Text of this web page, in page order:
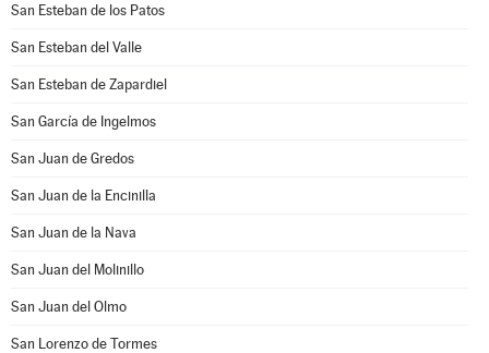
San Esteban de los Patos
San Esteban del Valle
San Esteban de Zapardiel
San García de Ingelmos
San Juan de Gredos
San Juan de la Encinilla
San Juan de la Nava
San Juan del Molinillo
San Juan del Olmo
San Lorenzo de Tormes